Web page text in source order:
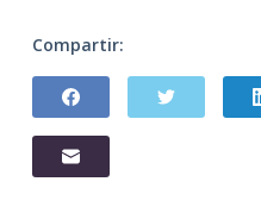
Compartir: